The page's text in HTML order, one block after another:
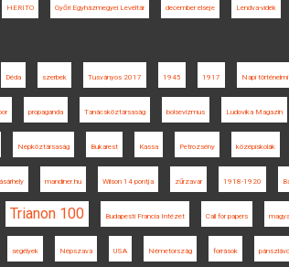
HERITO Győri Egyházmegyei Levéltár december elseje Lendva-vidék
Déda szerbek Tusványos 2017 1945 1917 Napi
propaganda Tanácsköztársaság bolsevizmus Ludovika Magazin
Népköztársaság Bukarest Kassa Petrozsény középiskolák
mandiner.hu Wilson 14 pontja zűrzavar 1918-1920
Trianon 100 Budapesti Francia Intézet Call for papers
segélyek Népszava USA Németország források